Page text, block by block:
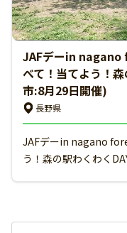
JAFデーin
べて！当てよう！
市:8月29日開催)
長野県
JAFデーin nagano
う！森の駅わくわく